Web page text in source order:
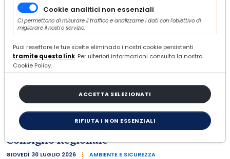
Chiusura uffici - Estate 2026
Approvazione Piano regionale rifiuti dal
Consiglio Regionale
GIOVEDÌ 30 LUGLIO 2026 AMBIENTE E SICUREZZA
Cookie analitici non essenziali
Ci permettono di misurare il traffico e analizzarne i dati con l'obiettivo di
migliorare il nostro servizio.
Puoi resettare le tue scelte eliminado i nostri cookie persistenti
tramite questo link. Per ulteriori informazioni consulta la nostra
Cookie Policy.
ACCETTA SELEZIONATI
RIFIUTA I NON ESSENZIALI